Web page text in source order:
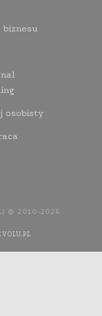
osobisty
© 2010-2026